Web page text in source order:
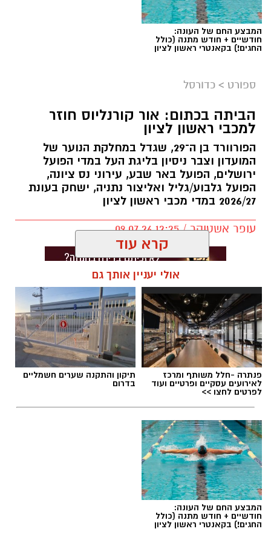
המבצע החם של העונה:
חודשיים + חודש מתנה (כולל
החגים!) בקאנטרי ראשון לציון
ספורט > כדורסל
הביתה בכתום: אור קורנליוס חוזר
למכבי ראשון לציון
הפורוורד בן ה־29, שגדל במחלקת הנוער של
המועדון וצבר ניסיון בליגת העל במדי הפועל
ירושלים, הפועל באר שבע, עירוני נס ציונה,
הפועל גלבוע/גליל ואליצור נתניה, ישחק בעונת
2026/27 במדי מכבי ראשון לציון
עופר אשטוקר / 12:25 09.07.26
תגים:מכבי ראשון לציון אור קורלניוס
קרא עוד
אולי יעניין אותך גם
פנתרה -חלל משותף ומרכז
לאירועים עסקיים ופרטיים ועוד
לפרטים לחצו >>
תיקון והתקנה שערים חשמליים
בדרום
המבצע החם של העונה:
חודשיים + חודש מתנה (כולל
החגים!) בקאנטרי ראשון לציון